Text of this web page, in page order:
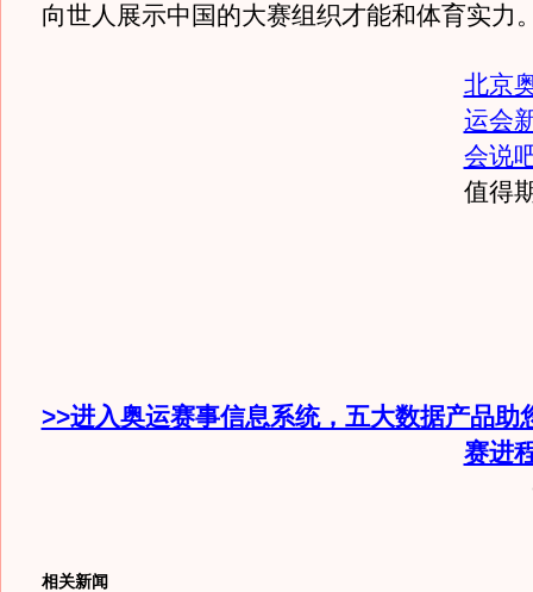
向世人展示中国的大赛组织才能和体育实力
北京
运会
会说
值得
>>进入奥运赛事信息系统，五大数据产品助
赛进
相关新闻